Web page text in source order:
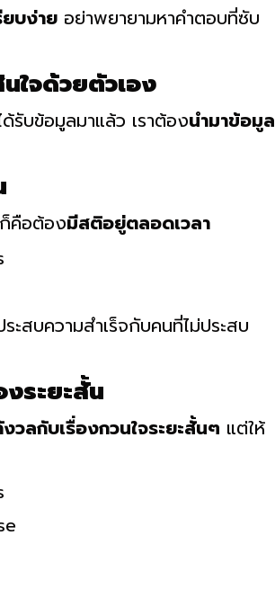
ยบง่าย อย่าพยายามหาคำตอบที่ซับ
ใจด้วยตัวเอง
บข้อมูลมาแล้ว เราต้องนำมาข้อมูล
คือต้องมีสติอยู่ตลอดเวลา
สบความสำเร็จกับคนที่ไม่ประสบ
ระยะสั้น
วลกับเรื่องกวนใจระยะสั้นๆ แต่ให้